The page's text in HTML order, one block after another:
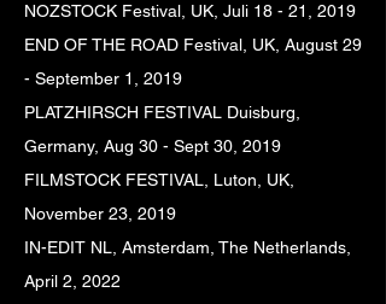
NOZSTOCK Festival, UK, Juli 18 - 21, 2019
END OF THE ROAD Festival, UK, August 29
- September 1, 2019
PLATZHIRSCH FESTIVAL Duisburg,
Germany, Aug 30 - Sept 30, 2019
FILMSTOCK FESTIVAL, Luton, UK,
November 23, 2019
IN-EDIT NL, Amsterdam, The Netherlands,
April 2, 2022